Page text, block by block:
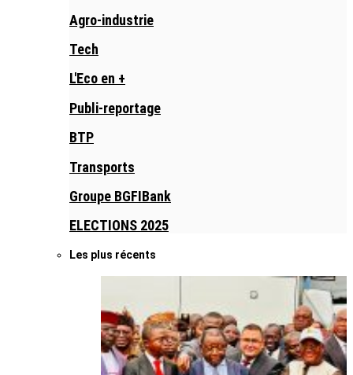
Agro-industrie
Tech
L'Eco en +
Publi-reportage
BTP
Transports
Groupe BGFIBank
ELECTIONS 2025
Les plus récents